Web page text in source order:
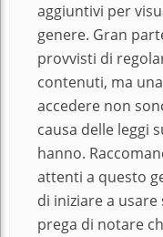
aggiuntivi per
genere. Gran
provvisti di
contenuti, ma
accedere non
causa delle leggi
hanno.
attenti a questo
di iniziare a
prega di notare